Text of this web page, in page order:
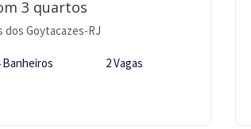
3 quartos
dos Goytacazes-RJ
Banheiros 2 Vagas